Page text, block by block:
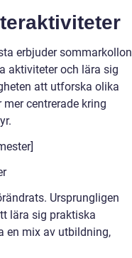
erbjuder sommarkollon
aktiviteter och lära sig
att utforska olika
centrerade kring
Ursprungligen
lära sig praktiska
en mix av utbildning,